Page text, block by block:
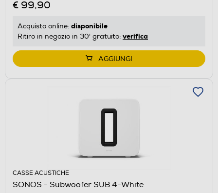
€ 99,90
Acquisto online: disponibile
Ritiro in negozio in 30' gratuito: verifica
AGGIUNGI
CASSE ACUSTICHE
SONOS - Subwoofer SUB 4-White